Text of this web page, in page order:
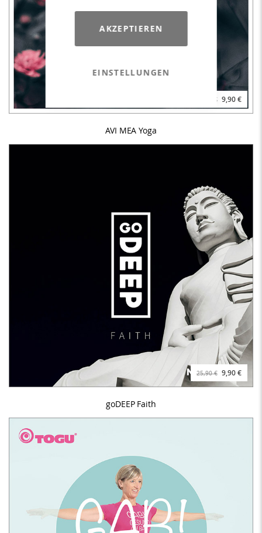
AKZEPTIEREN
EINSTELLUNGEN
26,90 € 9,90 €
AVI MEA Yoga
25,90 € 9,90 €
goDEEP Faith